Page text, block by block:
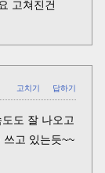
고쳐진건
고치기 답하기
도 잘 나오고
쓰고 있는듯~~